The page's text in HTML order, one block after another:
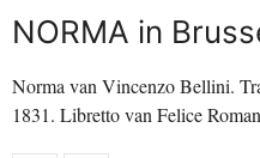
NORMA in
Norma van Vincenzo Bellini.
1831. Libretto van Felice